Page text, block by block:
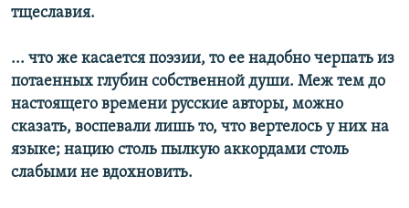
тщеславия.
... что же касается поэзии, то ее надобно черпать из
потаенных глубин собственной души. Меж тем до
настоящего времени русские авторы, можно
сказать, воспевали лишь то, что вертелось у них на
языке; нацию столь пылкую аккордами столь
слабыми не вдохновить.